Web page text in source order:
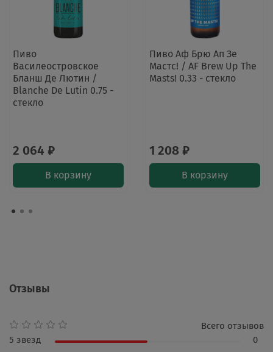
Пиво
Василеостровское
Бланш Де Лютин /
Blanche De Lutin 0.75 -
стекло
2 064 ₽
В корзину
Пиво Аф Брю Ап Зе
Мастс! / AF Brew Up The
Masts! 0.33 - стекло
1 208 ₽
В корзину
Отзывы
Всего отзывов
5 звезд
0